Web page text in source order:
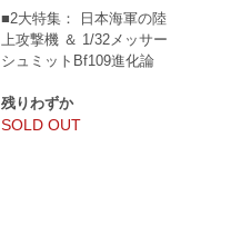
■2大特集： 日本海軍の陸
上攻撃機 ＆ 1/32メッサー
シュミットBf109進化論
残りわずか
SOLD OUT